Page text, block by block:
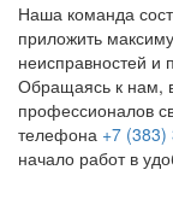
Наша команда
приложить
неисправностей и
Обращаясь к нам,
профессионалов
телефона +7
начало работ в